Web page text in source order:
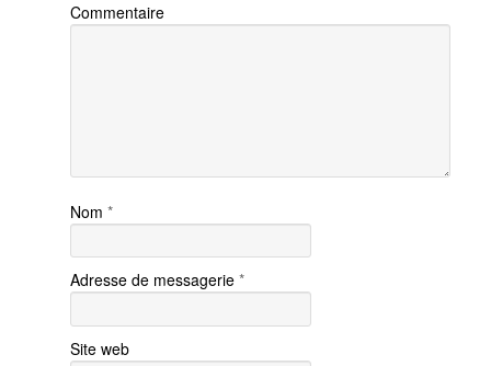
Commentaire
Nom *
Adresse de messagerie *
Site web